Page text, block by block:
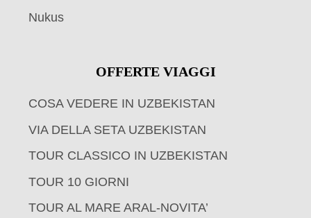
Nukus
OFFERTE VIAGGI
COSA VEDERE IN UZBEKISTAN
VIA DELLA SETA UZBEKISTAN
TOUR CLASSICO IN UZBEKISTAN
TOUR 10 GIORNI
TOUR AL MARE ARAL-NOVITA’